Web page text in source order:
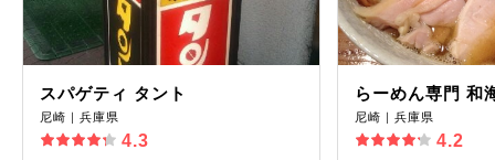
スパゲティ タント
尼崎｜兵庫県
4.3
らーめん専門 和
尼崎｜兵庫県
4.2